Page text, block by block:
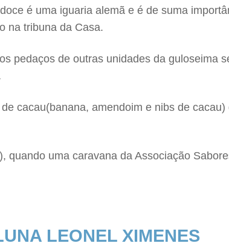
é uma iguaria alemã e é de suma
na tribuna da Casa.
pedaços de outras unidades da guloseima
cacau(banana, amendoim e nibs de
quando uma caravana da Associação
LEONEL XIMENES